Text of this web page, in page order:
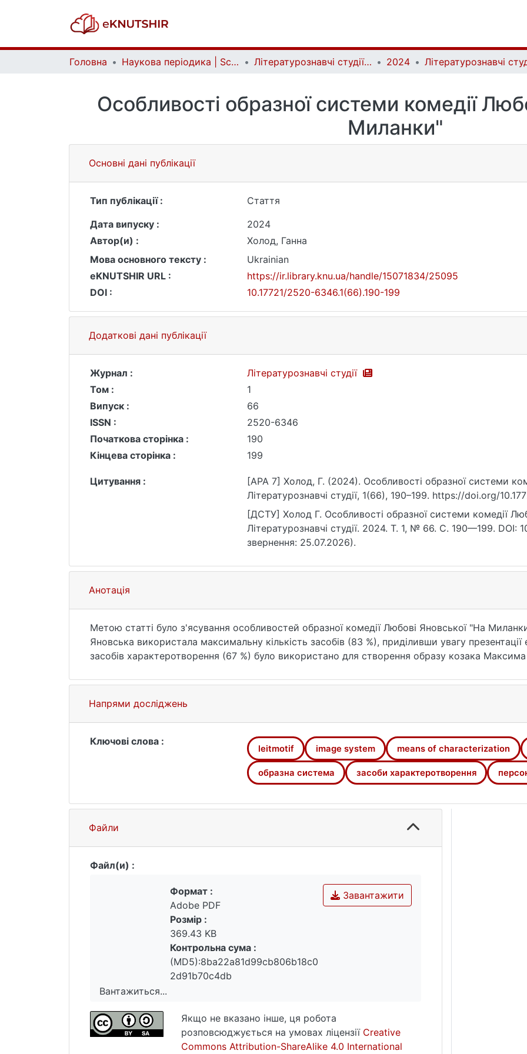
Головна Наукова періодика | Scientific periodicals Літературознавчі студії | Literary Studies 2024
Особливості образної системи комедії
Миланки"
Основні дані публікації
Тип публікації :
Стаття
Дата випуску :
2024
Автор(и) :
Холод, Ганна
Мова основного тексту :
Ukrainian
eKNUTSHIR URL :
https://ir.library.knu.ua/handle/15071834/25095
DOI :
10.17721/2520-6346.1(66).190-199
Додаткові дані публікації
Журнал :
Літературознавчі студії
Том :
1
Випуск :
66
ISSN :
2520-6346
Початкова сторінка :
190
Кінцева сторінка :
199
Цитування :
[APA 7] Холод, Г. (2024). Особливості образної системи
Літературознавчі студії, 1(66), 190–199. https://doi.org/
[ДСТУ] Холод Г. Особливості образної системи комедії
Літературознавчі студії. 2024. Т. 1, № 66. С. 190—199. DOI:
звернення: 25.07.2026).
Анотація
Метою статті було з'ясування особливостей образної комедії Любові Яновської "На
Яновська використала максимальну кількість засобів (83 %), приділивши увагу
засобів характеротворення (67 %) було використано для створення образу козака
що зумовлено, на нашу думку, субсидіарністю його образу. У висновках зазначено, що в
образна система детермінована лейтмотивом історичної пам'яті, збереження українських
характеротворення використано для моделювання образу Марусі, зокрема її
обізнаністю письменниці щодо специфіки жіночого світу, а також викликами (загроза
історичної пам'яті про славне минуле українського народу), які виникають перед
продовжувачкою справи батька в збереженні народних традицій.
Напрями досліджень
Ключові слова :
leitmotif image system means of characterization
образна система засоби характеротворення
Файли
Файл(и) :
Вантажиться...
Вантажиться...
Завантажити
Формат :
Adobe PDF
Розмір :
369.43 KB
Контрольна сума :
(MD5):8ba22a81d99cb806b18c0
2d91b70c4db
Якщо не вказано інше, ця робота
розповсюджується на умовах ліцензії Creative
Commons Attribution-ShareAlike 4.0 International